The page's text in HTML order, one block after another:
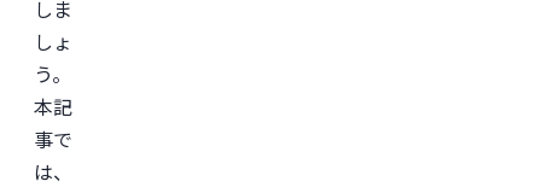
しま
しょ
う。
本記
事で
は、